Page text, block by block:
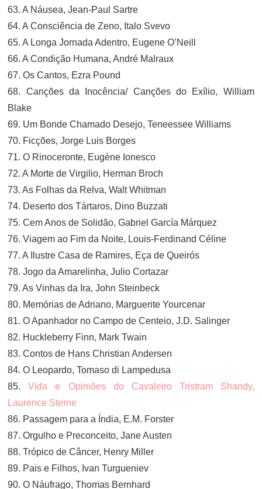
63. A Náusea, Jean-Paul Sartre
64. A Consciência de Zeno, Italo Svevo
65. A Longa Jornada Adentro, Eugene O’Neill
66. A Condição Humana, André Malraux
67. Os Cantos, Ezra Pound
68. Canções da Inocência/ Canções do Exílio, William
Blake
69. Um Bonde Chamado Desejo, Teneessee Williams
70. Ficções, Jorge Luis Borges
71. O Rinoceronte, Eugène Ionesco
72. A Morte de Virgilio, Herman Broch
73. As Folhas da Relva, Walt Whitman
74. Deserto dos Tártaros, Dino Buzzati
75. Cem Anos de Solidão, Gabriel García Márquez
76. Viagem ao Fim da Noite, Louis-Ferdinand Céline
77. A Ilustre Casa de Ramires, Eça de Queirós
78. Jogo da Amarelinha, Julio Cortazar
79. As Vinhas da Ira, John Steinbeck
80. Memórias de Adriano, Marguerite Yourcenar
81. O Apanhador no Campo de Centeio, J.D. Salinger
82. Huckleberry Finn, Mark Twain
83. Contos de Hans Christian Andersen
84. O Leopardo, Tomaso di Lampedusa
85.Vida e Opiniões do Cavaleiro Tristram Shandy,
Laurence Sterne
86. Passagem para a Índia, E.M. Forster
87. Orgulho e Preconceito, Jane Austen
88. Trópico de Câncer, Henry Miller
89. Pais e Filhos, Ivan Turgueniev
90. O Náufrago, Thomas Bernhard